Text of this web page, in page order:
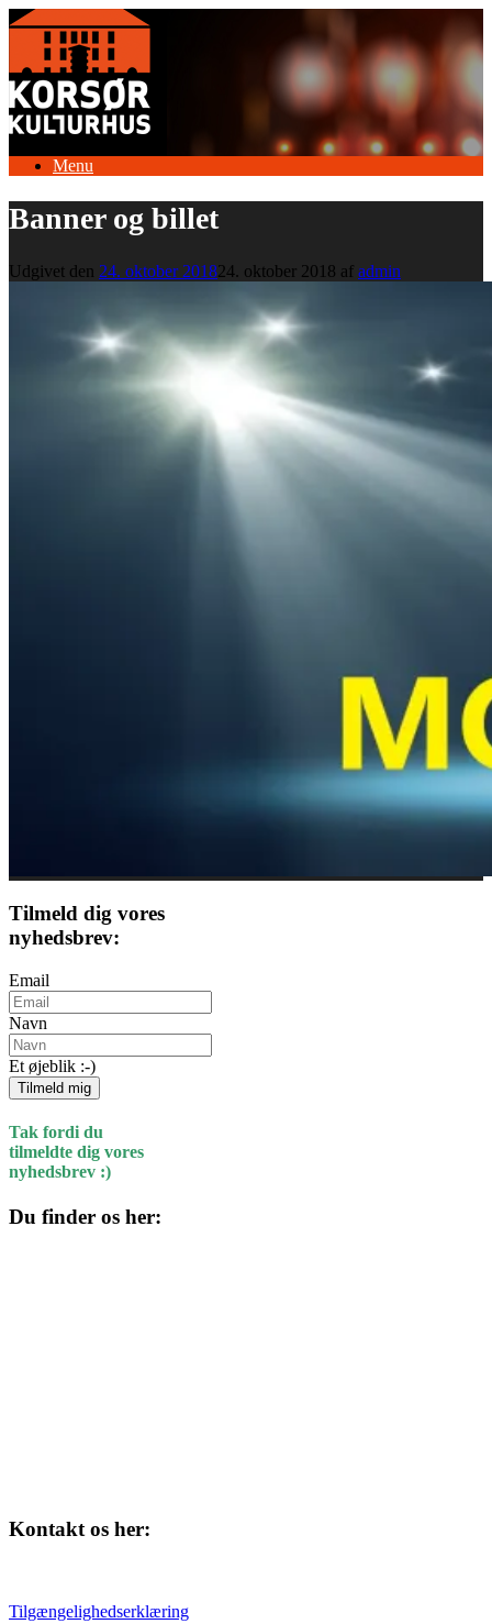
Gå
indhold
Menu
Banner og billet
Udgivet den 24. oktober 201824. oktober 2018 af admin
Tilmeld dig vores
nyhedsbrev:
Email
Navn
Et øjeblik :-)
Tilmeld mig
Tak fordi du
tilmeldte dig vores
nyhedsbrev :)
Du finder os her:
Kontakt os her:
Tilgængelighedserklæring